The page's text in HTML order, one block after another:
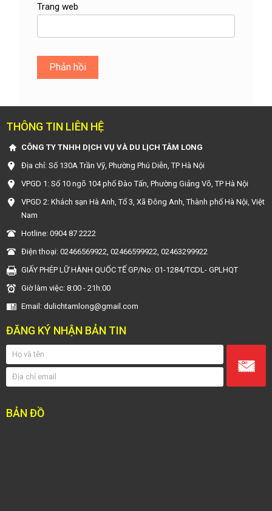
Trang web
THÔNG TIN LIÊN HỆ
CÔNG TY TNHH DỊCH VỤ VÀ DU LỊCH TÂM LONG
Địa chỉ: Số 130A Trần Vỹ, Phường Phú Diễn, TP Hà Nội
VPGD 1: Số 10 ngõ 104 phố Đào Tấn, Phường Giảng Võ, TP Hà Nội
VPGD 2: Khách sạn Hà Anh, Tổ 3, Xã Đông Anh, Thành phố Hà Nội, Việt
Nam
Hotline: 0904 87 2222
Điện thoại: 02466569922, 02466599922, 02463299922
GIẤY PHÉP LỮ HÀNH QUỐC TẾ GP/No: 01-1284/TCDL- GPLHQT
Giờ làm việc: 8:00 - 21h:00
Email: dulichtamlong@gmail.com
ĐĂNG KÝ NHẬN BẢN TIN
BẢN ĐỒ